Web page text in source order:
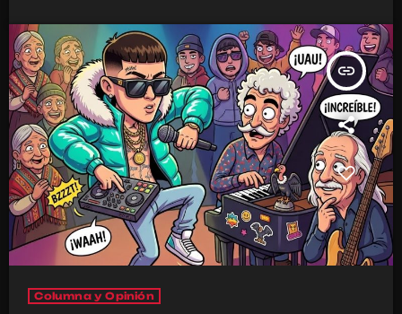
insert_link
Columna y Opinión